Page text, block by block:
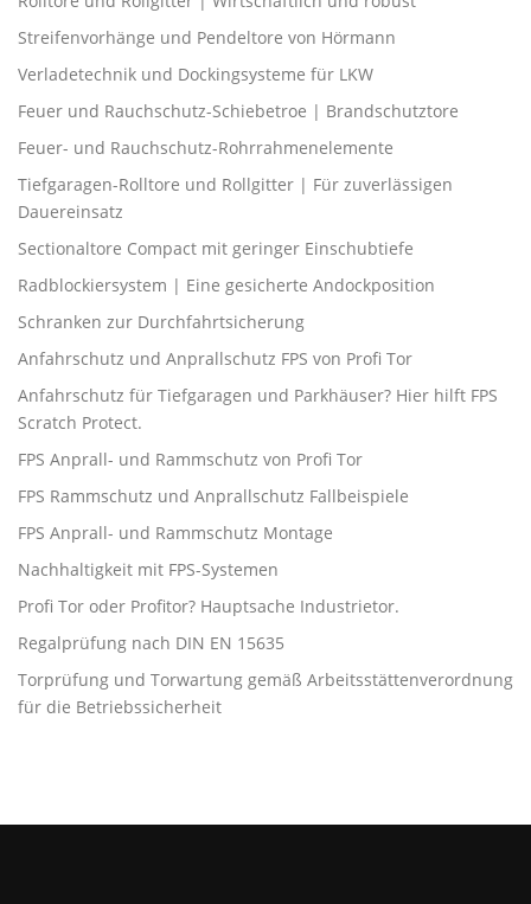
Streifenvorhänge und Pendeltore von Hörmann
Verladetechnik und Dockingsysteme für LKW
Feuer und Rauchschutz-Schiebetroe | Brandschutztore
Feuer- und Rauchschutz-Rohrrahmenelemente
Tiefgaragen-Rolltore und Rollgitter | Für zuverlässigen
Dauereinsatz
Sectionaltore Compact mit geringer Einschubtiefe
Radblockiersystem | Eine gesicherte Andockposition
Schranken zur Durchfahrtsicherung
Anfahrschutz und Anprallschutz FPS von Profi Tor
Anfahrschutz für Tiefgaragen und Parkhäuser? Hier hilft FPS
Scratch Protect.
FPS Anprall- und Rammschutz von Profi Tor
FPS Rammschutz und Anprallschutz Fallbeispiele
FPS Anprall- und Rammschutz Montage
Nachhaltigkeit mit FPS-Systemen
Profi Tor oder Profitor? Hauptsache Industrietor.
Regalprüfung nach DIN EN 15635
Torprüfung und Torwartung gemäß Arbeitsstättenverordnung
für die Betriebssicherheit